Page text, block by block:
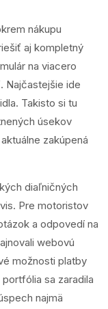
nákupu
aj kompletný
na viacero
Najčastejšie ide
Takisto si tu
úsekov
zakúpená
diaľničných
Pre motoristov
a odpovedí na
webovú
možnosti platby
sa zaradila
najmä